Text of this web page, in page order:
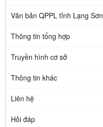
Văn bản QPPL tỉnh Lạng Sơn
Thông tin tổng hợp
Truyền hình cơ sở
Thông tin khác
Liên hệ
Hỏi đáp